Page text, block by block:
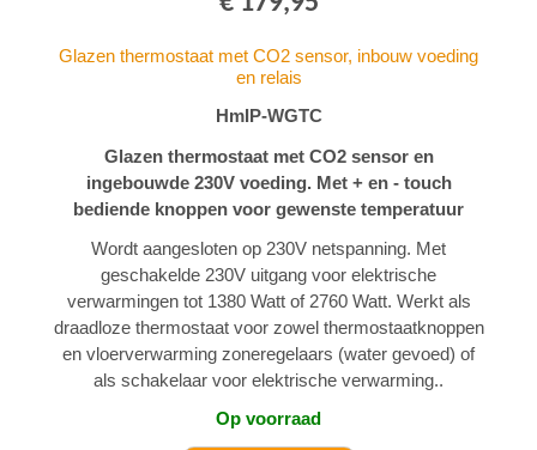
Glazen thermostaat met CO2 sensor, inbouw voeding
en relais
HmIP-WGTC
Glazen thermostaat met CO2 sensor en
ingebouwde 230V voeding. Met + en - touch
bediende knoppen voor gewenste temperatuur
Wordt aangesloten op 230V netspanning. Met
geschakelde 230V uitgang voor elektrische
verwarmingen tot 1380 Watt of 2760 Watt. Werkt als
draadloze thermostaat voor zowel thermostaatknoppen
en vloerverwarming zoneregelaars (water gevoed) of
als schakelaar voor elektrische verwarming..
Op voorraad